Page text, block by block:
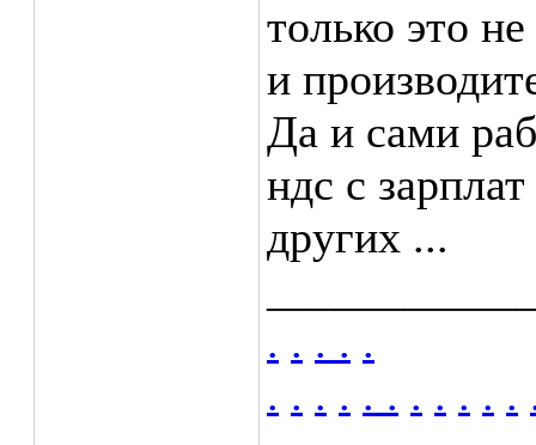
только это
и
Да и сами
ндс с
других ...
. . . . .
. . . . . . . . . . .